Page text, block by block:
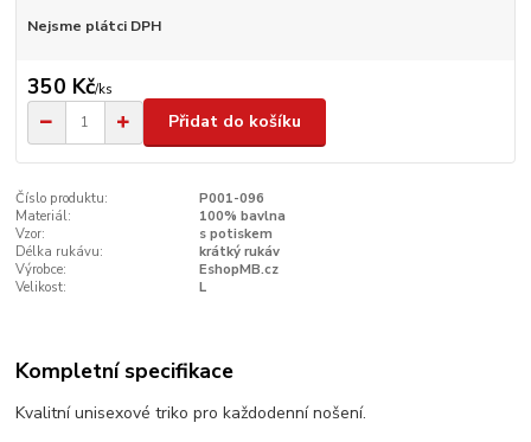
Nejsme plátci DPH
350 Kč/ks
Přidat do košíku
Číslo produktu:
P001-096
Materiál:
100% bavlna
Vzor:
s potiskem
Délka rukávu:
krátký rukáv
Výrobce:
EshopMB.cz
Velikost:
L
Kompletní specifikace
Kvalitní unisexové triko pro každodenní nošení.